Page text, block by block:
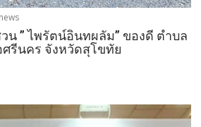
น ” ไพรัตน์อินทผลัม” ของดี ตำบล
รีนคร จังหวัดสุโขทัย